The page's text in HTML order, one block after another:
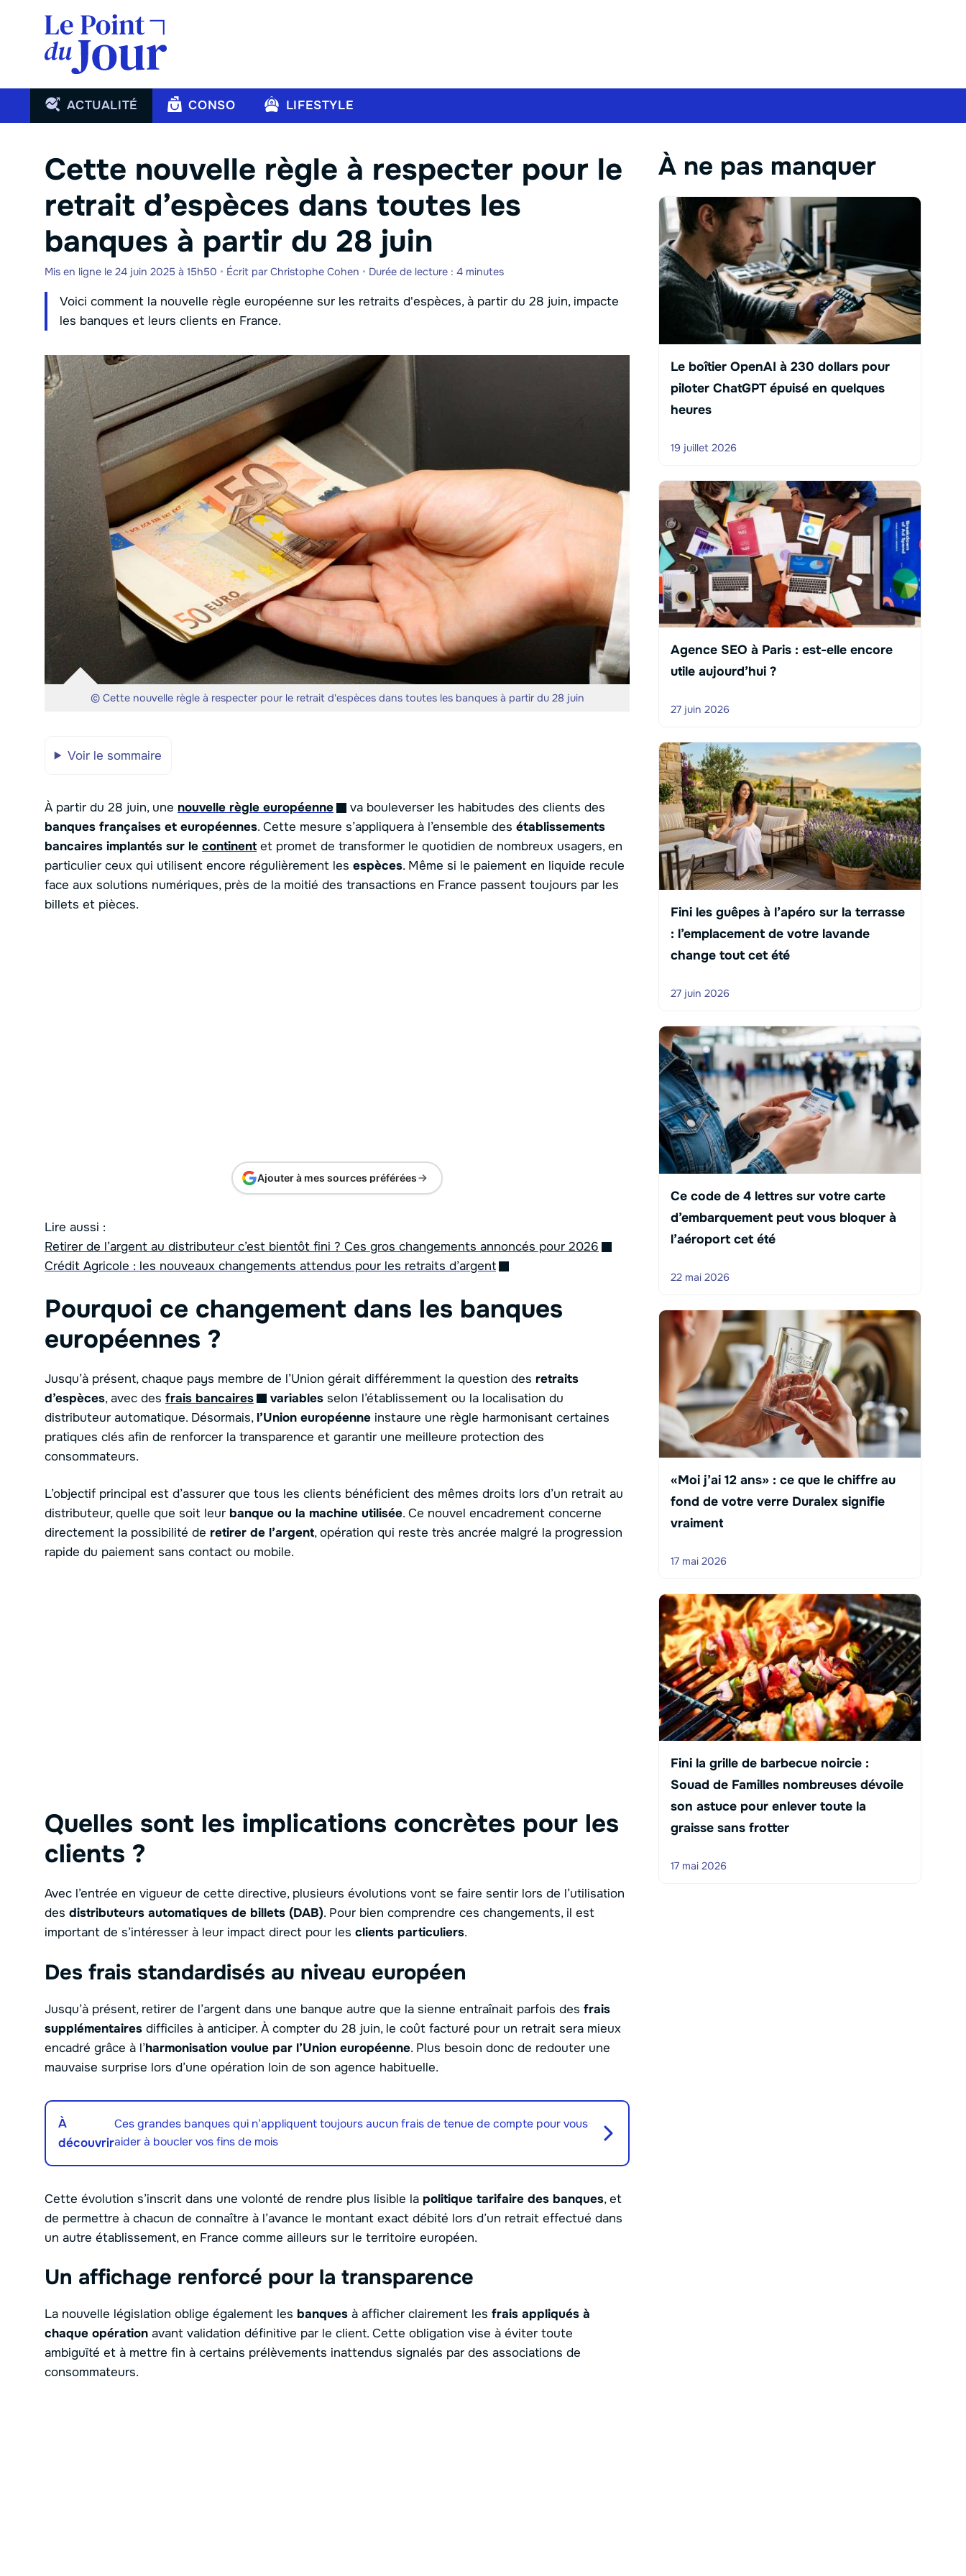
contenu
ACTUALITÉ CONSO LIFESTYLE
Cette nouvelle règle à respecter pour le
retrait d’espèces dans toutes les
banques à partir du 28 juin
Mis en ligne le 24 juin 2025 à 15h50 • Écrit par Christophe Cohen • Durée de lecture : 4 minutes
Voici comment la nouvelle règle européenne sur les retraits d'espèces, à partir du 28 juin, impacte
les banques et leurs clients en France.
© Cette nouvelle règle à respecter pour le retrait d'espèces dans toutes les banques à partir du 28 juin
Voir le sommaire
À partir du 28 juin, une nouvelle règle européenne
va bouleverser les habitudes des clients des
banques françaises et européennes. Cette mesure s’appliquera à l’ensemble des établissements
bancaires implantés sur le continent et promet de transformer le quotidien de nombreux usagers, en
particulier ceux qui utilisent encore régulièrement les espèces. Même si le paiement en liquide recule
face aux solutions numériques, près de la moitié des transactions en France passent toujours par les
billets et pièces.
Ajouter à mes sources préférées
Lire aussi :
Retirer de l’argent au distributeur c’est bientôt fini ? Ces gros changements annoncés pour 2026
Crédit Agricole : les nouveaux changements attendus pour les retraits d’argent
Pourquoi ce changement dans les banques
européennes ?
Jusqu’à présent, chaque pays membre de l’Union gérait différemment la question des retraits
d’espèces, avec des frais bancaires variablesselon l’établissement ou la localisation du
distributeur automatique. Désormais, l’Union européenne instaure une règle harmonisant certaines
pratiques clés afin de renforcer la transparence et garantir une meilleure protection des
consommateurs.
L’objectif principal est d’assurer que tous les clients bénéficient des mêmes droits lors d’un retrait au
distributeur, quelle que soit leur banque ou la machine utilisée. Ce nouvel encadrement concerne
directement la possibilité de retirer de l’argent, opération qui reste très ancrée malgré la progression
rapide du paiement sans contact ou mobile.
Quelles sont les implications concrètes pour les
clients ?
Avec l’entrée en vigueur de cette directive, plusieurs évolutions vont se faire sentir lors de l’utilisation
des distributeurs automatiques de billets (DAB). Pour bien comprendre ces changements, il est
important de s’intéresser à leur impact direct pour les clients particuliers.
Des frais standardisés au niveau européen
Jusqu’à présent, retirer de l’argent dans une banque autre que la sienne entraînait parfois des frais
supplémentaires difficiles à anticiper. À compter du 28 juin, le coût facturé pour un retrait sera mieux
encadré grâce à l’harmonisation voulue par l’Union européenne. Plus besoin donc de redouter une
mauvaise surprise lors d’une opération loin de son agence habituelle.
À
découvrir
Ces grandes banques qui n’appliquent toujours aucun frais de tenue de compte pour vous
aider à boucler vos fins de mois
Cette évolution s’inscrit dans une volonté de rendre plus lisible la politique tarifaire des banques, et
de permettre à chacun de connaître à l’avance le montant exact débité lors d’un retrait effectué dans
un autre établissement, en France comme ailleurs sur le territoire européen.
Un affichage renforcé pour la transparence
La nouvelle législation oblige également les banques à afficher clairement les frais appliqués à
chaque opération avant validation définitive par le client. Cette obligation vise à éviter toute
ambiguïté et à mettre fin à certains prélèvements inattendus signalés par des associations de
consommateurs.
À ne pas manquer
Le boîtier OpenAI à 230 dollars pour
piloter ChatGPT épuisé en quelques
heures
19 juillet 2026
Agence SEO à Paris : est-elle encore
utile aujourd’hui ?
27 juin 2026
Fini les guêpes à l’apéro sur la terrasse
: l’emplacement de votre lavande
change tout cet été
27 juin 2026
Ce code de 4 lettres sur votre carte
d’embarquement peut vous bloquer à
l’aéroport cet été
22 mai 2026
«Moi j’ai 12 ans» : ce que le chiffre au
fond de votre verre Duralex signifie
vraiment
17 mai 2026
Fini la grille de barbecue noircie :
Souad de Familles nombreuses dévoile
son astuce pour enlever toute la
graisse sans frotter
17 mai 2026